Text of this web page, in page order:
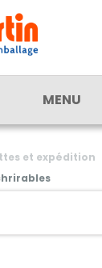
MENU
et expédition